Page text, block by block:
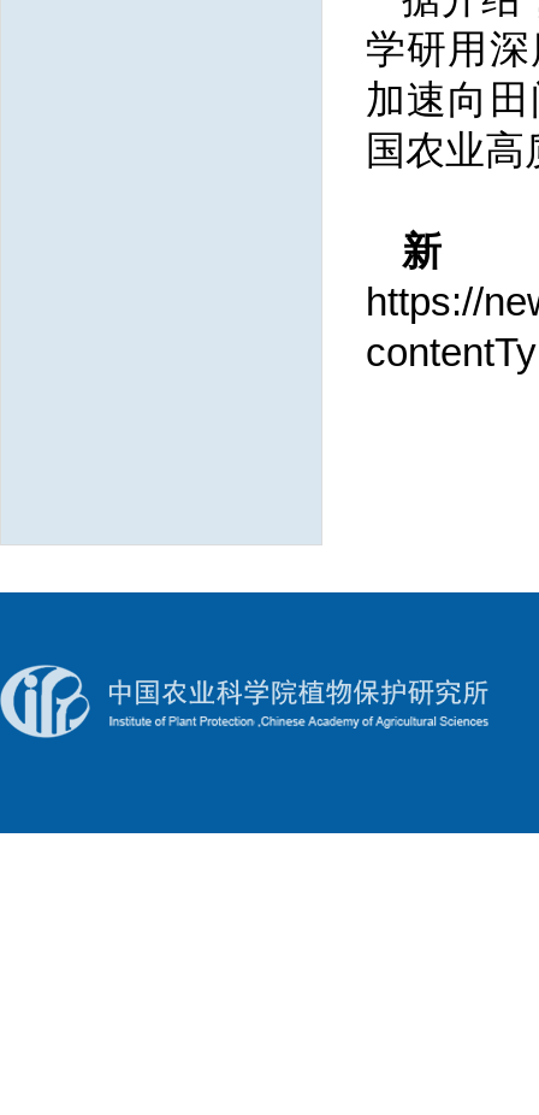
学研用
加速向
国农业
https://